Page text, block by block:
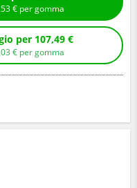
53€ per gomma
Compra senza montaggio per 107,49 €
03 € per gomma